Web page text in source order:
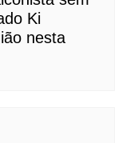
Ki
nesta